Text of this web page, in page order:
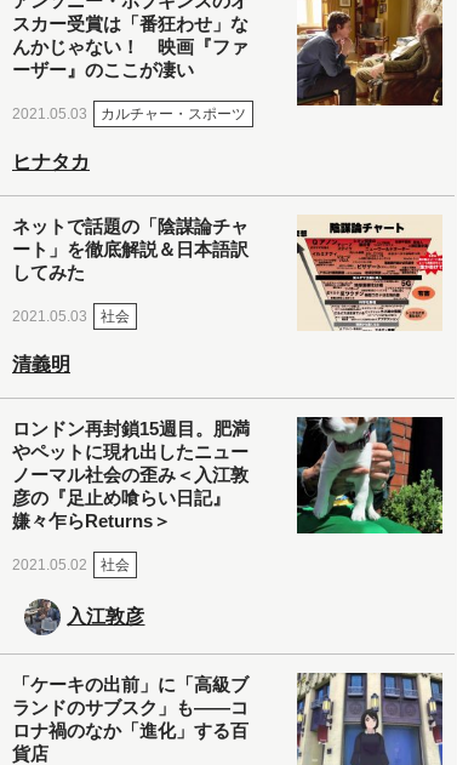
スカー受賞は「番狂わせ」な
んかじゃない！ 映画『ファ
ーザー』のここが凄い
2021.05.03 カルチャー・スポーツ
ヒナタカ
ネットで話題の「陰謀論チャ
ート」を徹底解説＆日本語訳
してみた
2021.05.03 社会
清義明
ロンドン再封鎖15週目。肥満
やペットに現れ出したニュー
ノーマル社会の歪み＜入江敦
彦の『足止め喰らい日記』
嫌々乍らReturns＞
2021.05.02 社会
入江敦彦
「ケーキの出前」に「高級ブ
ランドのサブスク」も――コ
ロナ禍のなか「進化」する百
貨店